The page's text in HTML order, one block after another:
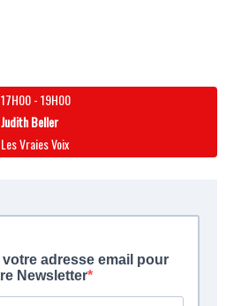
17H00-19H00
Judith Beller
Les Vraies Voix